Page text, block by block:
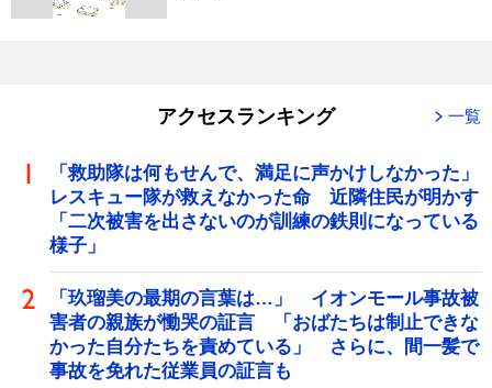
アクセスランキング 一覧
「救助隊は何もせんで、満足に声かけしなかった」
レスキュー隊が救えなかった命 近隣住民が明かす
「二次被害を出さないのが訓練の鉄則になっている
様子」
「玖瑠美の最期の言葉は…」 イオンモール事故被
害者の親族が慟哭の証言 「おばたちは制止できな
かった自分たちを責めている」 さらに、間一髪で
事故を免れた従業員の証言も